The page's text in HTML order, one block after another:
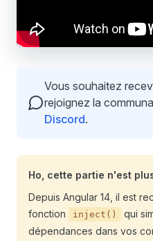
Vous souhaitez
rejoignez la
Discord.
Ho, cette partie n'est
Depuis Angular 14, il est
fonction
inject()
qui
dépendances dans vos